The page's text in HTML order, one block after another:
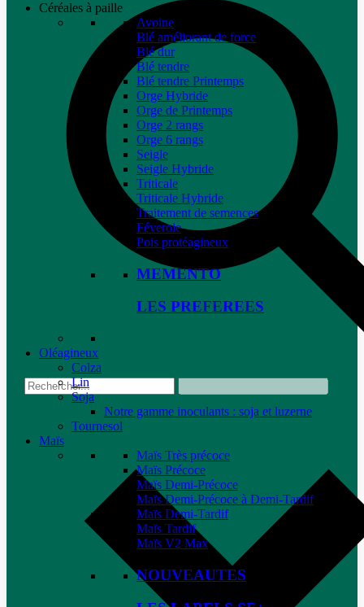
Céréales à paille
Avoine
Blé améliorant de force
Blé dur
Blé tendre
Blé tendre Printemps
Orge Hybride
Orge de Printemps
Orge 2 rangs
Orge 6 rangs
Seigle
Seigle Hybride
Triticale
Triticale Hybride
Traitement de semences
Féverole
Pois protéagineux
MEMENTO
LES PREFEREES
Oléagineux
Colza
Lin
Soja
Notre gamme inoculants : soja et luzerne
Tournesol
Maïs
Maïs Très précoce
Maïs Précoce
Maïs Demi-Précoce
Maïs Demi-Précoce à Demi-Tardif
Maïs Demi-Tardif
Maïs Tardif
Maïs V2 Max
NOUVEAUTES